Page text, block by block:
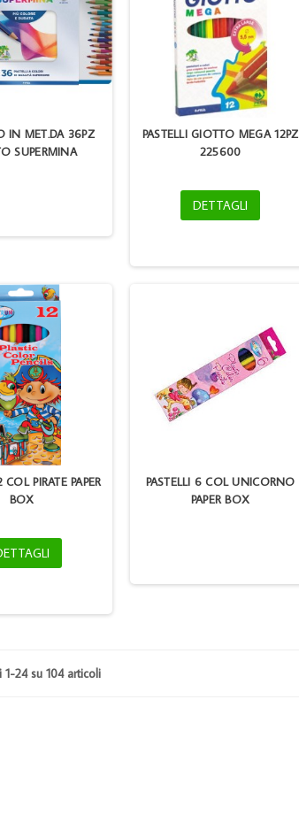
IN MET.DA 36PZ
SUPERMINA
PASTELLI GIOTTO MEGA 12PZ
225600
DETTAGLI
COL PIRATE PAPER
BOX
PASTELLI 6 COL UNICORNO
PAPER BOX
1-24 su 104 articoli